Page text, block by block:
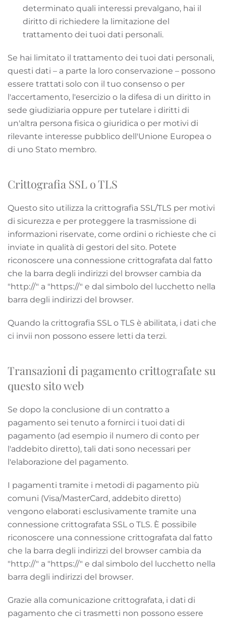
determinato quali interessi prevalgano, hai il
diritto di richiedere la limitazione del
trattamento dei tuoi dati personali.
Se hai limitato il trattamento dei tuoi dati personali,
questi dati – a parte la loro conservazione – possono
essere trattati solo con il tuo consenso o per
l'accertamento, l'esercizio o la difesa di un diritto in
sede giudiziaria oppure per tutelare i diritti di
un'altra persona fisica o giuridica o per motivi di
rilevante interesse pubblico dell'Unione Europea o
di uno Stato membro.
Crittografia SSL o TLS
Questo sito utilizza la crittografia SSL/TLS per motivi
di sicurezza e per proteggere la trasmissione di
informazioni riservate, come ordini o richieste che ci
inviate in qualità di gestori del sito. Potete
riconoscere una connessione crittografata dal fatto
che la barra degli indirizzi del browser cambia da
"http://" a "https://" e dal simbolo del lucchetto nella
barra degli indirizzi del browser.
Quando la crittografia SSL o TLS è abilitata, i dati che
ci invii non possono essere letti da terzi.
Transazioni di pagamento crittografate su
questo sito web
Se dopo la conclusione di un contratto a
pagamento sei tenuto a fornirci i tuoi dati di
pagamento (ad esempio il numero di conto per
l'addebito diretto), tali dati sono necessari per
l'elaborazione del pagamento.
I pagamenti tramite i metodi di pagamento più
comuni (Visa/MasterCard, addebito diretto)
vengono elaborati esclusivamente tramite una
connessione crittografata SSL o TLS. È possibile
riconoscere una connessione crittografata dal fatto
che la barra degli indirizzi del browser cambia da
"http://" a "https://" e dal simbolo del lucchetto nella
barra degli indirizzi del browser.
Grazie alla comunicazione crittografata, i dati di
pagamento che ci trasmetti non possono essere